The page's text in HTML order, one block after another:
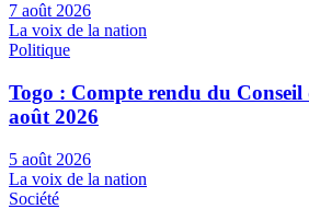
7 août 2026
La voix de la nation
Politique
Togo : Compte rendu du Conseil
août 2026
5 août 2026
La voix de la nation
Société